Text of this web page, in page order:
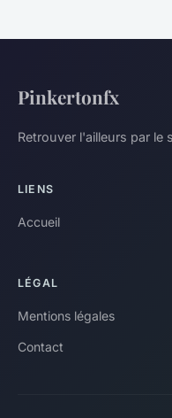
Pinkertonfx
Retrouver l'ailleurs par le
LIENS
Accueil
LÉGAL
Mentions légales
Contact